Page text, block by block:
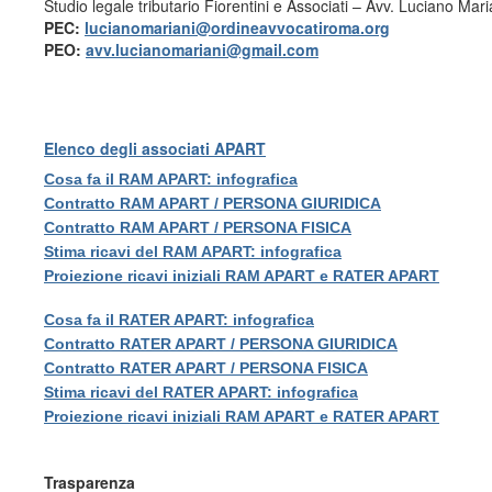
Studio legale tributario Fiorentini e Associati – Avv. Luciano
PEC: lucianomariani@ordineavvocatiroma.org
PEO: avv.lucianomariani@gmail.com
Elenco degli associati APART
Cosa fa il RAM APART: infografica
Contratto RAM APART / PERSONA GIURIDICA
Contratto RAM APART / PERSONA FISICA
Stima ricavi del RAM APART: infografica
Proiezione ricavi iniziali RAM APART e RATER APART
Cosa fa il RATER APART: infografica
Contratto RATER APART / PERSONA GIURIDICA
Contratto RATER APART / PERSONA FISICA
Stima ricavi del RATER APART: infografica
Proiezione ricavi iniziali RAM APART e RATER APART
Trasparenza